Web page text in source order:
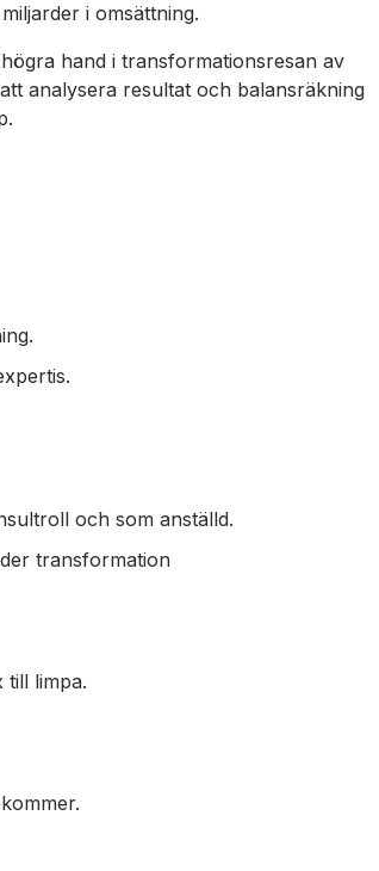
i omsättning.
hand i transformationsresan av
analysera resultat och balansräkning
och som anställd.
transformation
limpa.